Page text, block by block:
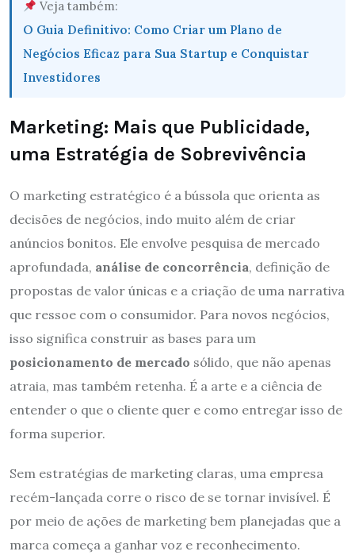
Veja também:
O Guia Definitivo: Como Criar um Plano de
Negócios Eficaz para Sua Startup e Conquistar
Investidores
Marketing: Mais que Publicidade,
uma Estratégia de Sobrevivência
O marketing estratégico é a bússola que orienta as
decisões de negócios, indo muito além de criar
anúncios bonitos. Ele envolve pesquisa de mercado
aprofundada, análise de concorrência, definição de
propostas de valor únicas e a criação de uma narrativa
que ressoe com o consumidor. Para novos negócios,
isso significa construir as bases para um
posicionamento de mercado sólido, que não apenas
atraia, mas também retenha. É a arte e a ciência de
entender o que o cliente quer e como entregar isso de
forma superior.
Sem estratégias de marketing claras, uma empresa
recém-lançada corre o risco de se tornar invisível. É
por meio de ações de marketing bem planejadas que a
marca começa a ganhar voz e reconhecimento.